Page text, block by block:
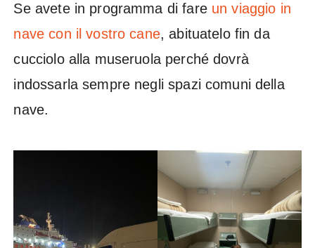
Se avete in programma di fare un viaggio in
nave con il vostro cane, abituatelo fin da
cucciolo alla museruola perché dovrà
indossarla sempre negli spazi comuni della
nave.